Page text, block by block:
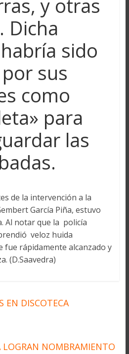
y otras
Dicha
sido
sus
como
para
las
de la intervención a la
García Piña, estuvo
Al notar que la policía
veloz huida
fue rápidamente alcanzado y
(D.Saavedra)
EN DISCOTECA
NOMBRAMIENTO